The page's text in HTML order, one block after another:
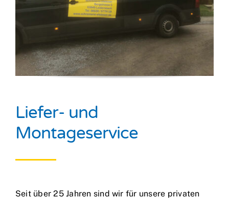
Liefer- und
Montageservice
Seit über 25 Jahren sind wir für unsere privaten